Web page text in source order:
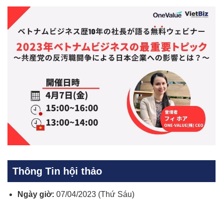
Thông Tin hội thảo
Ngày giờ: 07/04/2023 (Thứ Sáu)